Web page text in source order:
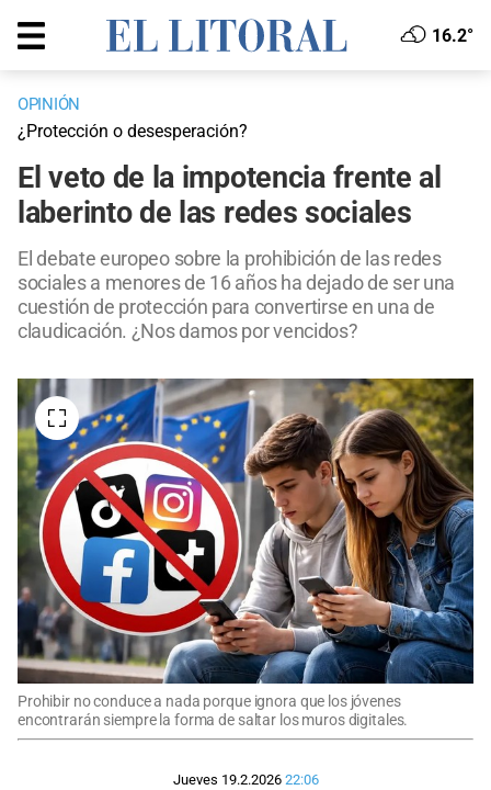
16.2°
OPINIÓN
¿Protección o desesperación?
El veto de la impotencia frente al
laberinto de las redes sociales
El debate europeo sobre la prohibición de las redes
sociales a menores de 16 años ha dejado de ser una
cuestión de protección para convertirse en una de
claudicación. ¿Nos damos por vencidos?
Prohibir no conduce a nada porque ignora que los jóvenes
encontrarán siempre la forma de saltar los muros digitales.
Jueves 19.2.2026 22:06